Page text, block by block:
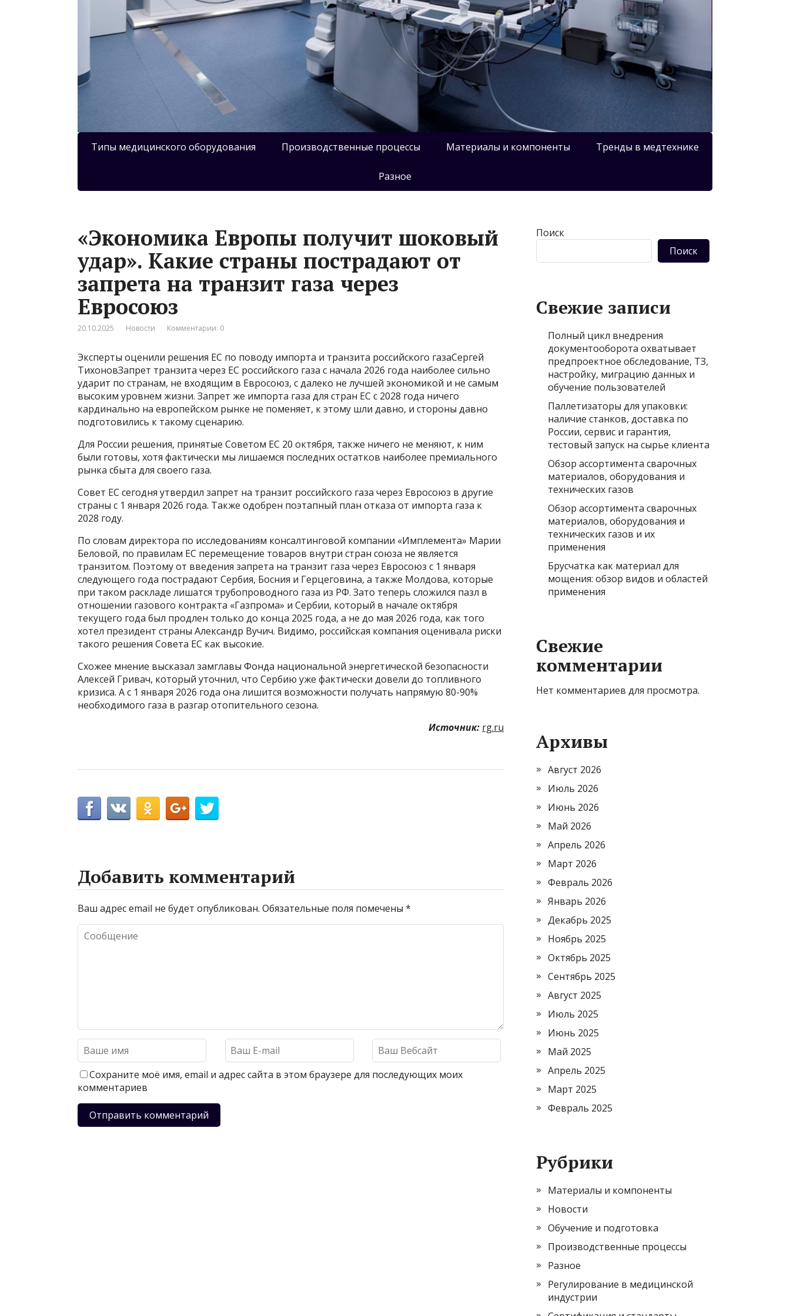
Типы медицинского оборудования Производственные процессы Материалы и компоненты Тренды в медтехнике
Разное
«Экономика Европы получит шоковый
удар». Какие страны пострадают от
запрета на транзит газа через
Евросоюз
20.10.2025 Новости Комментарии: 0
Эксперты оценили решения ЕС по поводу импорта и транзита российского газаСергей
ТихоновЗапрет транзита через ЕС российского газа с начала 2026 года наиболее сильно
ударит по странам, не входящим в Евросоюз, с далеко не лучшей экономикой и не самым
высоким уровнем жизни. Запрет же импорта газа для стран ЕС с 2028 года ничего
кардинально на европейском рынке не поменяет, к этому шли давно, и стороны давно
подготовились к такому сценарию.
Для России решения, принятые Советом ЕС 20 октября, также ничего не меняют, к ним
были готовы, хотя фактически мы лишаемся последних остатков наиболее премиального
рынка сбыта для своего газа.
Совет ЕС сегодня утвердил запрет на транзит российского газа через Евросоюз в другие
страны с 1 января 2026 года. Также одобрен поэтапный план отказа от импорта газа к
2028 году.
По словам директора по исследованиям консалтинговой компании «Имплемента» Марии
Беловой, по правилам ЕС перемещение товаров внутри стран союза не является
транзитом. Поэтому от введения запрета на транзит газа через Евросоюз с 1 января
следующего года пострадают Сербия, Босния и Герцеговина, а также Молдова, которые
при таком раскладе лишатся трубопроводного газа из РФ. Зато теперь сложился пазл в
отношении газового контракта «Газпрома» и Сербии, который в начале октября
текущего года был продлен только до конца 2025 года, а не до мая 2026 года, как того
хотел президент страны Александр Вучич. Видимо, российская компания оценивала риски
такого решения Совета ЕС как высокие.
Схожее мнение высказал замглавы Фонда национальной энергетической безопасности
Алексей Гривач, который уточнил, что Сербию уже фактически довели до топливного
кризиса. А с 1 января 2026 года она лишится возможности получать напрямую 80-90%
необходимого газа в разгар отопительного сезона.
Источник: rg.ru
Добавить комментарий
Ваш адрес email не будет опубликован. Обязательные поля помечены *
Сохраните моё имя, email и адрес сайта в этом браузере для последующих моих
комментариев
Поиск
Поиск
Свежие записи
Полный цикл внедрения
документооборота охватывает
предпроектное обследование, ТЗ,
настройку, миграцию данных и
обучение пользователей
Паллетизаторы для упаковки:
наличие станков, доставка по
России, сервис и гарантия,
тестовый запуск на сырье клиента
Обзор ассортимента сварочных
материалов, оборудования и
технических газов
Обзор ассортимента сварочных
материалов, оборудования и
технических газов и их
применения
Брусчатка как материал для
мощения: обзор видов и областей
применения
Свежие
комментарии
Нет комментариев для просмотра.
Архивы
Август 2026
Июль 2026
Июнь 2026
Май 2026
Апрель 2026
Март 2026
Февраль 2026
Январь 2026
Декабрь 2025
Ноябрь 2025
Октябрь 2025
Сентябрь 2025
Август 2025
Июль 2025
Июнь 2025
Май 2025
Апрель 2025
Март 2025
Февраль 2025
Рубрики
Материалы и компоненты
Новости
Обучение и подготовка
Производственные процессы
Разное
Регулирование в медицинской
индустрии